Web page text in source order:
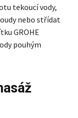
tekoucí vody,
nebo střídat
GROHE
pouhým